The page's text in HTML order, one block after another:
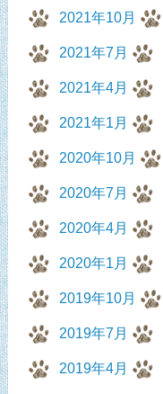
2021年10月
2021年7月
2021年4月
2021年1月
2020年10月
2020年7月
2020年4月
2020年1月
2019年10月
2019年7月
2019年4月